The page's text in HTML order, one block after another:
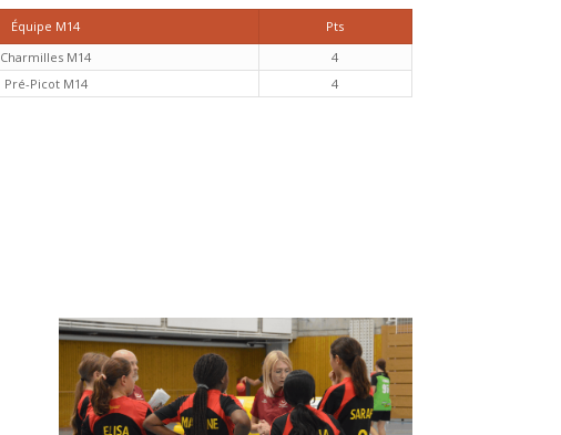
Équipe M14
Pts
Charmilles M14
4
Pré-Picot M14 4